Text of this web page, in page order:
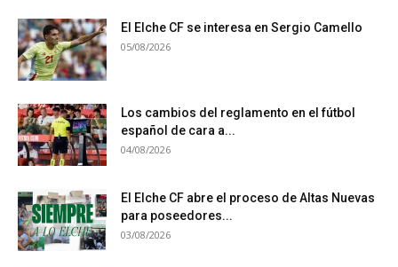
El Elche CF se interesa en Sergio Camello
05/08/2026
Los cambios del reglamento en el fútbol
español de cara a...
04/08/2026
El Elche CF abre el proceso de Altas Nuevas
para poseedores...
03/08/2026